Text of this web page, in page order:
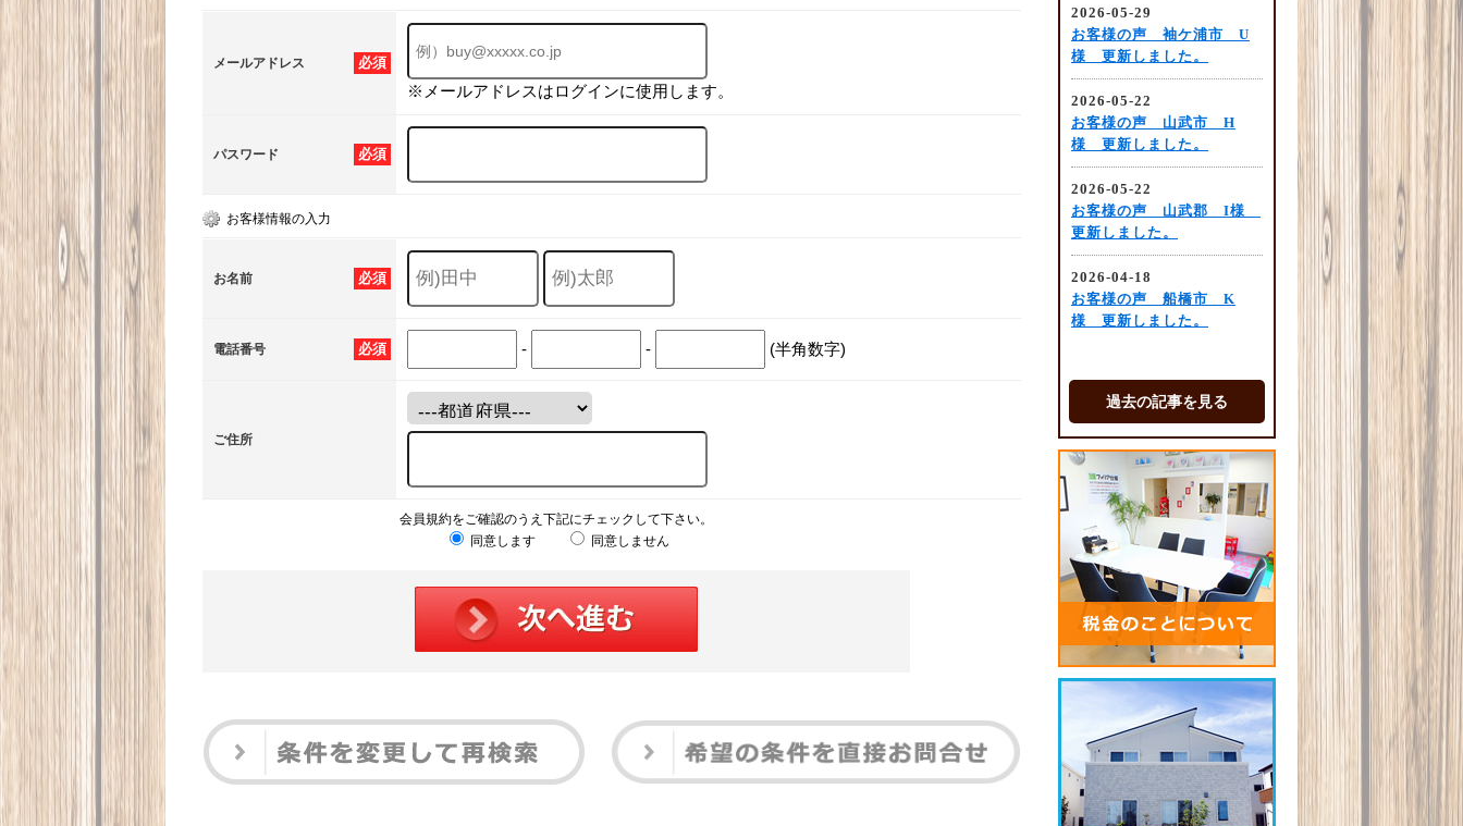
必須
メールアドレス
※メールアドレスはログインに使用します。
必須
パスワード
お客様情報の入力
必須
お名前
必須
電話番号 - - (半角数字)
ご住所
会員規約をご確認のうえ下記にチェックして下さい。
同意します
同意しません
過去の記事を見る